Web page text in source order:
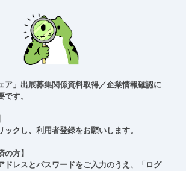
ア」出展募集関係資料取得／企業情報確認に
す。
ックし、利用者登録をお願いします。
の方】
レスとパスワードをご入力のうえ、「ログ